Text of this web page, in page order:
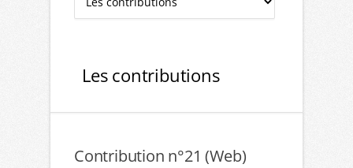
Les contributions
Contribution n°21 (Web)